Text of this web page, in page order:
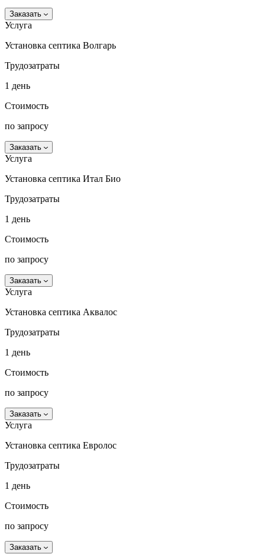
Заказать
Услуга
Установка септика Волгарь
Трудозатраты
1 день
Стоимость
по запросу
Заказать
Услуга
Установка септика Итал Био
Трудозатраты
1 день
Стоимость
по запросу
Заказать
Услуга
Установка септика Аквалос
Трудозатраты
1 день
Стоимость
по запросу
Заказать
Услуга
Установка септика Евролос
Трудозатраты
1 день
Стоимость
по запросу
Заказать